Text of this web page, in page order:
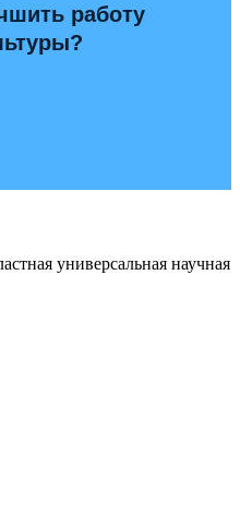
работу
универсальная научная